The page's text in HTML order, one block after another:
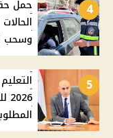
4
حمل
وسحب
5